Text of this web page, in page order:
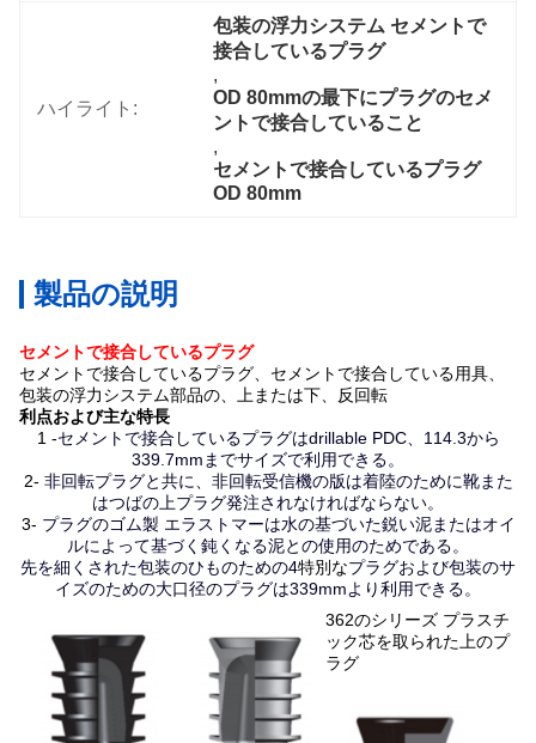
ハイライト:
包装の浮力システム セメントで
接合しているプラグ
,
OD 80mmの最下にプラグのセメ
ントで接合していること
,
セメントで接合しているプラグ
OD 80mm
製品の説明
セメントで接合しているプラグ
セメントで接合しているプラグ、セメントで接合している用具、
包装の浮力システム部品の、上または下、反回転
利点および主な特長
1 -セメントで接合しているプラグはdrillable PDC、114.3から
339.7mmまでサイズで利用できる。
2- 非回転プラグと共に、非回転受信機の版は着陸のために靴また
はつばの上プラグ発注されなければならない。
3- プラグのゴム製 エラストマーは水の基づいた鋭い泥またはオイ
ルによって基づく鈍くなる泥との使用のためである。
先を細くされた包装のひものための4特別なプラグおよび包装のサ
イズのための大口径のプラグは339mmより利用できる。
362のシリーズ プラスチ
ック芯を取られた上のプ
ラグ